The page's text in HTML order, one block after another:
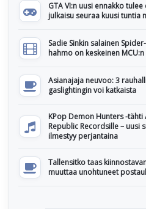
GTA VI:n uusi ennakko
julkaisu seuraa kuusi tuntia
Sadie Sinkin salainen
hahmo on keskeinen
Asianajaja neuvoo: 3
gaslightingin voi katkaista
KPop Demon Hunters -
Republic Recordsille – uusi
ilmestyy perjantaina
Tallensitko taas
muuttaa unohtuneet